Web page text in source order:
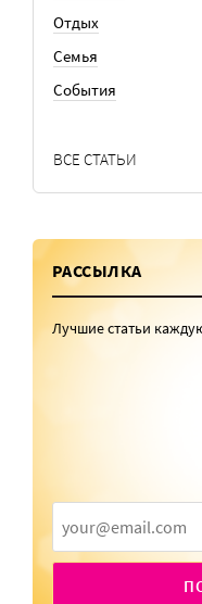
Отдых
Семья
События
ВСЕ СТАТЬИ
РАССЫЛКА
Лучшие статьи